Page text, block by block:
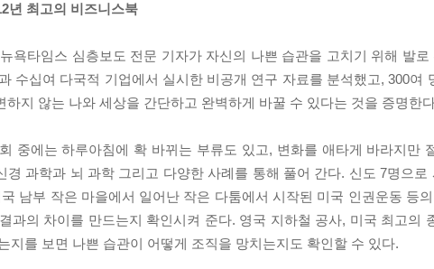
년 최고의 비즈니스북
욕타임스 심층보도 전문 기자가 자신의 나쁜 습관을 고치기 위해 발
수십여 다국적 기업에서 실시한 비공개 연구 자료를 분석했고, 300여
하지 않는 나와 세상을 간단하고 완벽하게 바꿀 수 있다는 것을 증명한
중에는 하루아침에 확 바뀌는 부류도 있고, 변화를 애타게 바라지만
경 과학과 뇌 과학 그리고 다양한 사례를 통해 풀어 간다. 신도 7명으
남부 작은 마을에서 일어난 작은 다툼에서 시작된 미국 인권운동 등
과의 차이를 만드는지 확인시켜 준다. 영국 지하철 공사, 미국 최고의
지를 보면 나쁜 습관이 어떻게 조직을 망치는지도 확인할 수 있다.